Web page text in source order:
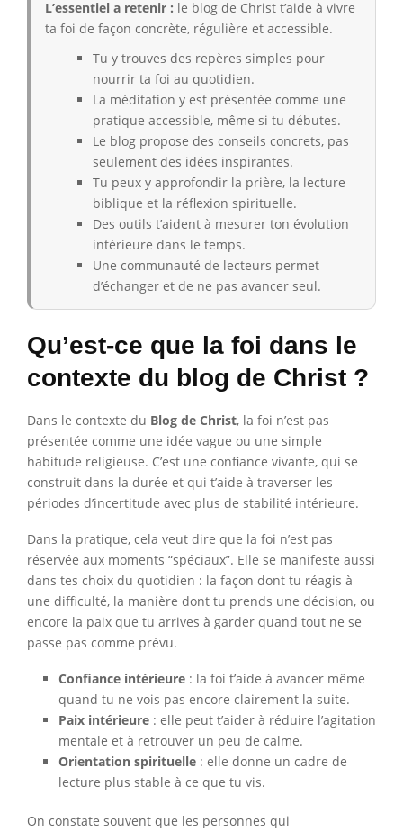
L’essentiel a retenir : le blog de Christ t’aide à vivre
ta foi de façon concrète, régulière et accessible.
Tu y trouves des repères simples pour
nourrir ta foi au quotidien.
La méditation y est présentée comme une
pratique accessible, même si tu débutes.
Le blog propose des conseils concrets, pas
seulement des idées inspirantes.
Tu peux y approfondir la prière, la lecture
biblique et la réflexion spirituelle.
Des outils t’aident à mesurer ton évolution
intérieure dans le temps.
Une communauté de lecteurs permet
d’échanger et de ne pas avancer seul.
Qu’est-ce que la foi dans le
contexte du blog de Christ ?
Dans le contexte du Blog de Christ, la foi n’est pas
présentée comme une idée vague ou une simple
habitude religieuse. C’est une confiance vivante, qui se
construit dans la durée et qui t’aide à traverser les
périodes d’incertitude avec plus de stabilité intérieure.
Dans la pratique, cela veut dire que la foi n’est pas
réservée aux moments “spéciaux”. Elle se manifeste aussi
dans tes choix du quotidien : la façon dont tu réagis à
une difficulté, la manière dont tu prends une décision, ou
encore la paix que tu arrives à garder quand tout ne se
passe pas comme prévu.
Confiance intérieure : la foi t’aide à avancer même
quand tu ne vois pas encore clairement la suite.
Paix intérieure : elle peut t’aider à réduire l’agitation
mentale et à retrouver un peu de calme.
Orientation spirituelle : elle donne un cadre de
lecture plus stable à ce que tu vis.
On constate souvent que les personnes qui